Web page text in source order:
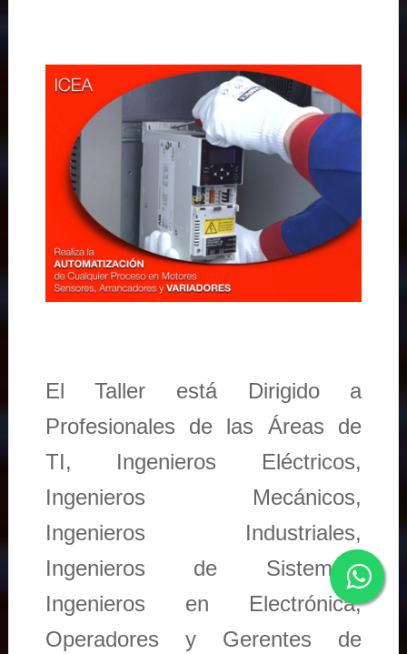
El Taller está Dirigido a
Profesionales de las Áreas de
TI, Ingenieros Eléctricos,
Ingenieros Mecánicos,
Ingenieros Industriales,
Ingenieros de Sistemas,
Ingenieros en Electrónica,
Operadores y Gerentes de